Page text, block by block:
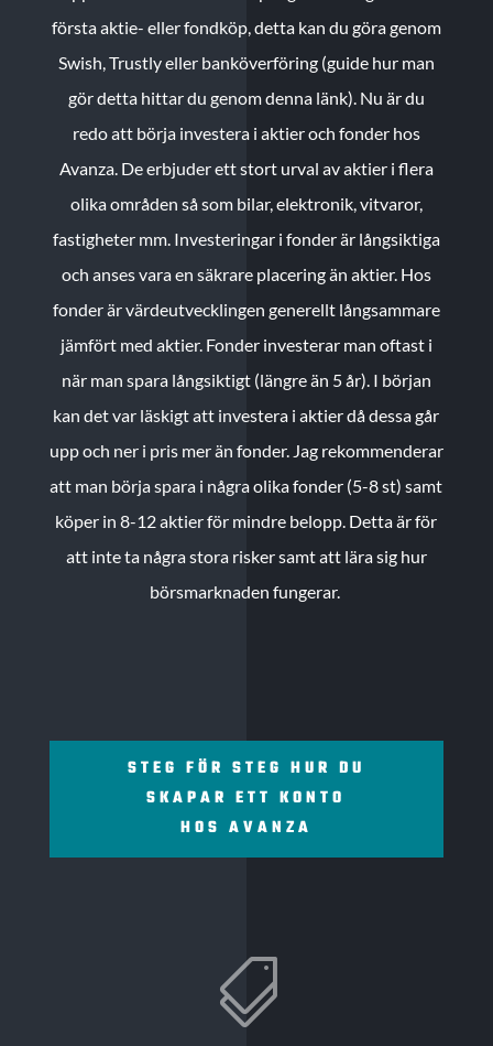
första aktie- eller fondköp, detta kan du göra genom
Swish, Trustly eller banköverföring (guide hur man
gör detta hittar du genom denna länk). Nu är du
redo att börja investera i aktier och fonder hos
Avanza. De erbjuder ett stort urval av aktier i flera
olika områden så som bilar, elektronik, vitvaror,
fastigheter mm. Investeringar i fonder är långsiktiga
och anses vara en säkrare placering än aktier. Hos
fonder är värdeutvecklingen generellt långsammare
jämfört med aktier. Fonder investerar man oftast i
när man spara långsiktigt (längre än 5 år). I början
kan det var läskigt att investera i aktier då dessa går
upp och ner i pris mer än fonder. Jag rekommenderar
att man börja spara i några olika fonder (5-8 st) samt
köper in 8-12 aktier för mindre belopp. Detta är för
att inte ta några stora risker samt att lära sig hur
börsmarknaden fungerar.
STEG FÖR STEG HUR DU
SKAPAR ETT KONTO
HOS AVANZA
